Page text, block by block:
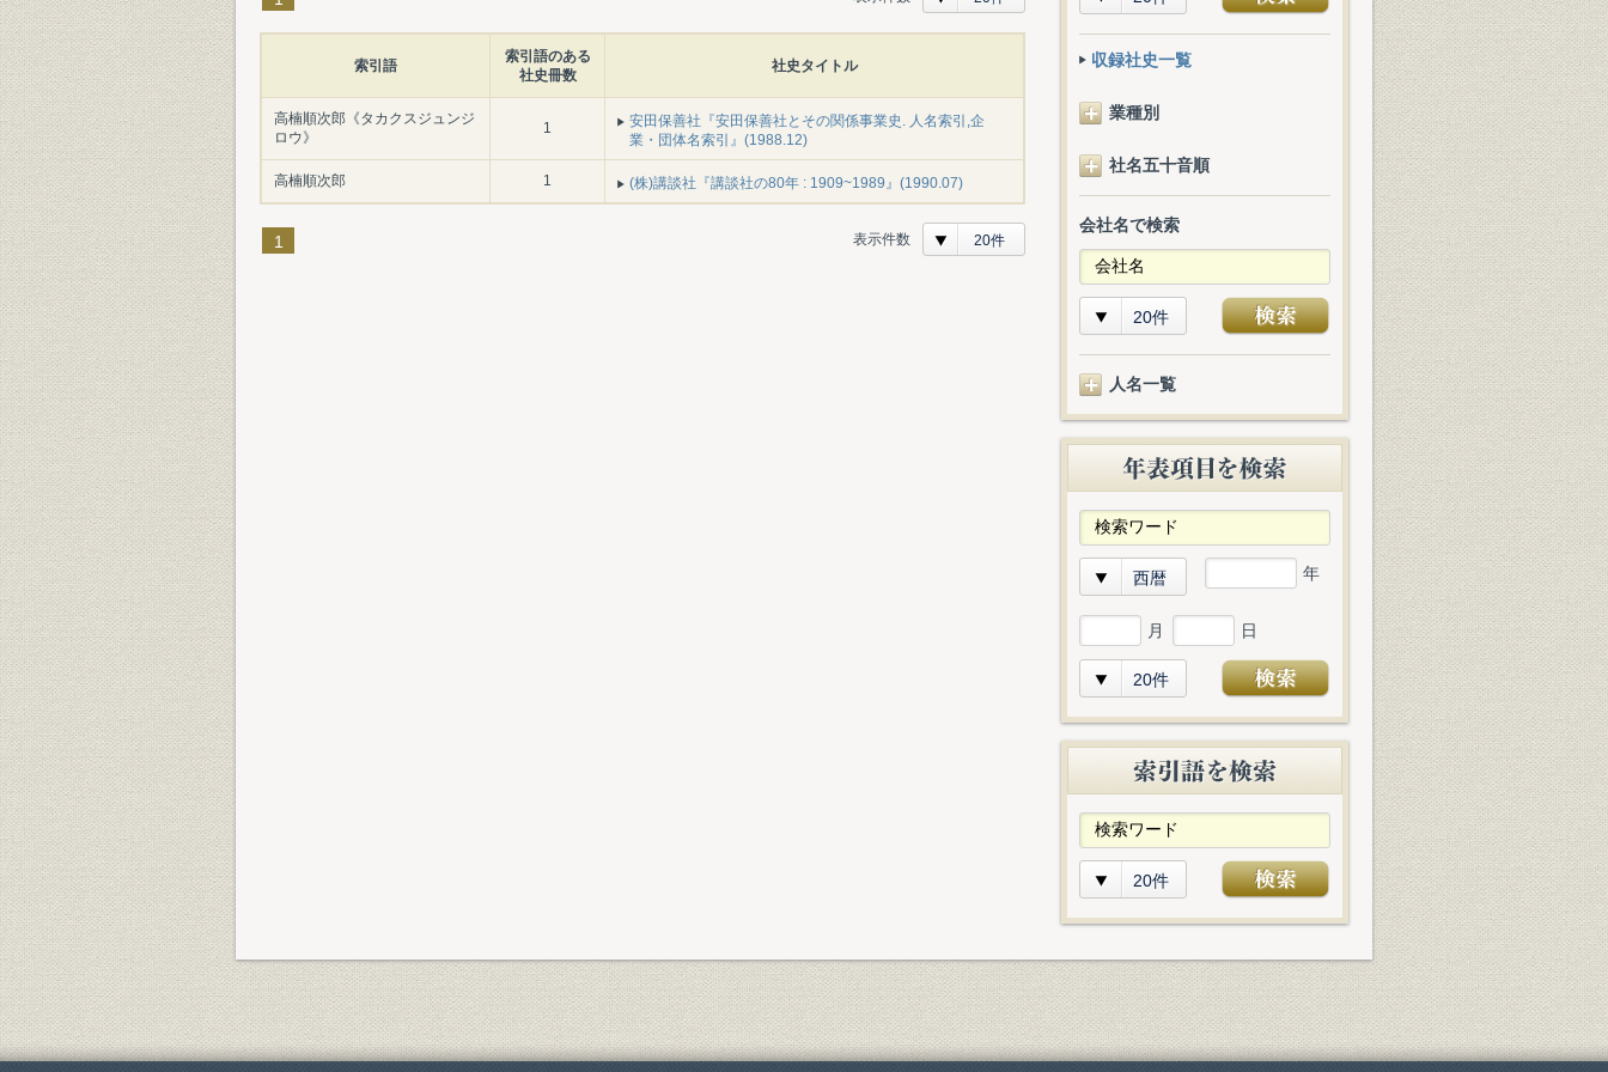
索引語
索引語のある
社史冊数
社史タイトル
高楠順次郎《タカクスジュンジ
ロウ》
1
安田保善社『安田保善社とその関係事業史. 人名索引,企
業・団体名索引』(1988.12)
高楠順次郎 1 (株)講談社『講談社の80年 : 1909~1989』(1990.07)
1 表示件数 20件
収録社史一覧
業種別
社名五十音順
会社名で検索
20件
人名一覧
西暦 年
月 日
20件
20件